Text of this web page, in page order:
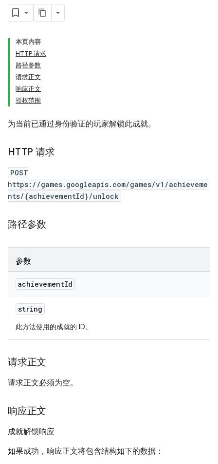
本页内容
HTTP 请求
路径参数
请求正文
响应正文
授权范围
为当前已通过身份验证的玩家解锁此成就。
HTTP 请求
POST
https://games.googleapis.com/games/v1/achieveme
nts/{achievementId}/unlock
路径参数
参数
achievementId
string
此方法使用的成就的 ID。
请求正文
请求正文必须为空。
响应正文
成就解锁响应
如果成功，响应正文将包含结构如下的数据：